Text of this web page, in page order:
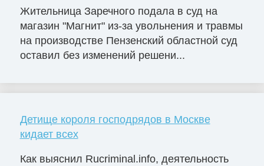
Жительница Заречного подала в суд на
магазин "Магнит" из-за увольнения и травмы
на производстве Пензенский областной суд
оставил без изменений решени...
Детище короля господрядов в Москве
кидает всех
Как выяснил Rucriminal.info, деятельность